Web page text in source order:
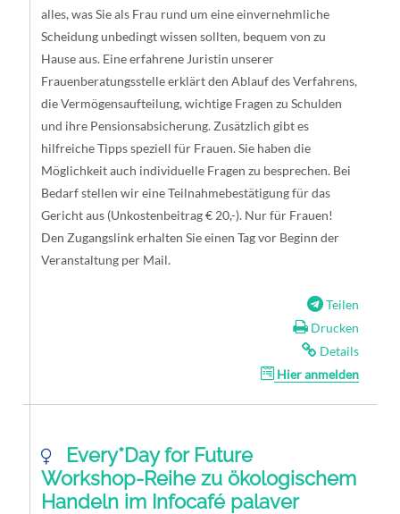
alles, was Sie als Frau rund um eine einvernehmliche
Scheidung unbedingt wissen sollten, bequem von zu
Hause aus. Eine erfahrene Juristin unserer
Frauenberatungsstelle erklärt den Ablauf des Verfahrens,
die Vermögensaufteilung, wichtige Fragen zu Schulden
und ihre Pensionsabsicherung. Zusätzlich gibt es
hilfreiche Tipps speziell für Frauen. Sie haben die
Möglichkeit auch individuelle Fragen zu besprechen. Bei
Bedarf stellen wir eine Teilnahmebestätigung für das
Gericht aus (Unkostenbeitrag € 20,-). Nur für Frauen!
Den Zugangslink erhalten Sie einen Tag vor Beginn der
Veranstaltung per Mail.
Teilen
Drucken
Details
Hier anmelden
Every*Day for Future
Workshop-Reihe zu ökologischem
Handeln im Infocafé palaver